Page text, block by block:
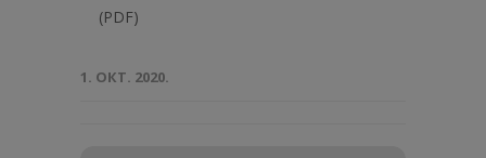
(PDF)
1. ОКТ. 2020.